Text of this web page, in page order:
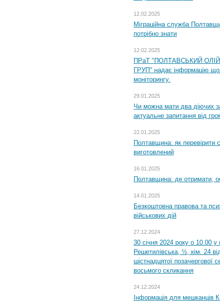
12.02.2025
Міграційна служба
потрібно знати
12.02.2025
ПРаТ "ПОЛТАВСЬКИЙ
ГРУП" надає інформацію
моніторингу.
29.01.2025
Чи можна мати два діючих
актуальне запитання від
22.01.2025
Полтавщина: як перевірити
виготовлений
16.01.2025
Полтавщина: де отримати,
14.01.2025
Безкоштовна правова та
військових дій
27.12.2024
30 січня 2024 року о 10.00 у
Решетилівська, ½, кім. 24
шістнадцятої позачергової
восьмого скликання
24.12.2024
Інформація для мешканців